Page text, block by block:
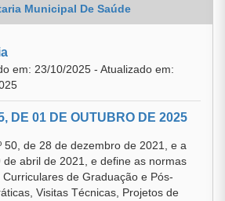
Municipal De Saúde
em: 23/10/2025 - Atualizado em:
DE 01 DE OUTUBRO DE 2025
50, de 28 de dezembro de 2021, e a
de abril de 2021, e define as normas
de Graduação e Pós-
Visitas Técnicas, Projetos de